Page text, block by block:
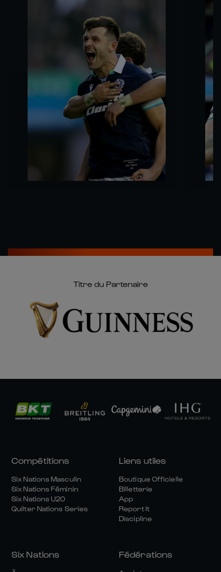
Titre du Partenaire
Compétitions
Six Nations Masculin
Six Nations Féminin
Six Nations U20
Quilter Nations Series
Liens utiles
Boutique Officielle
Billetterie
App
Report It
Discipline
Six Nations Fédérations